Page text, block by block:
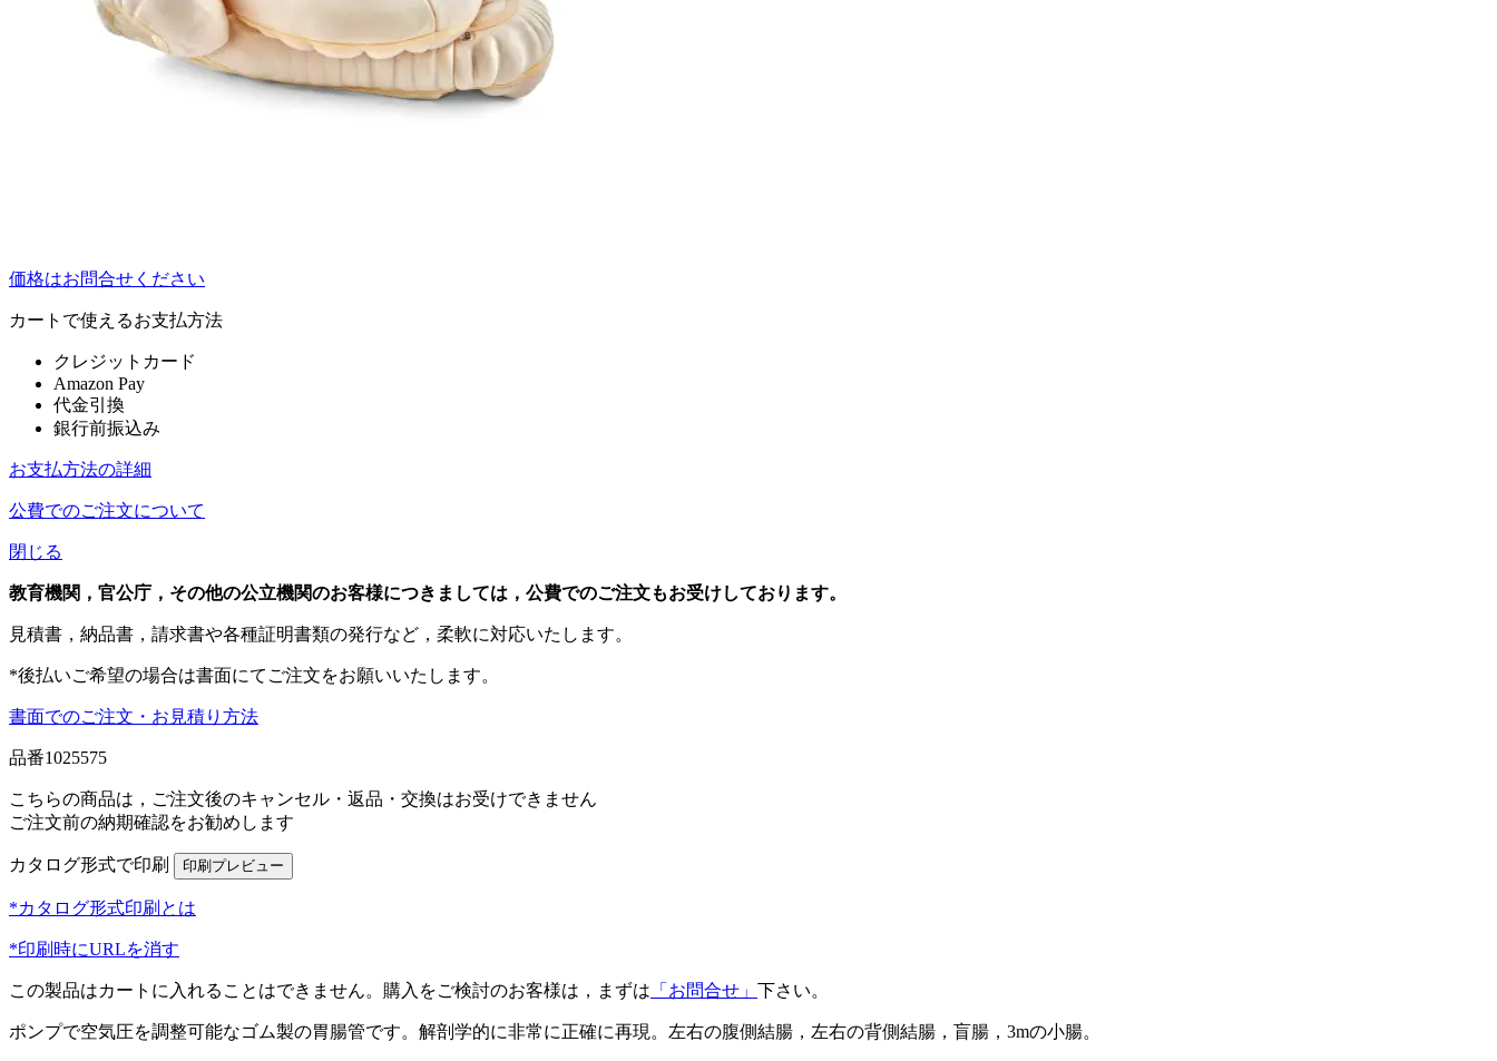
価格はお問合せください
カートで使えるお支払方法
クレジットカード
Amazon Pay
代金引換
銀行前振込み
お支払方法の詳細
公費でのご注文について
閉じる
教育機関，官公庁，その他の公立機関のお客様につきましては，公費でのご注文もお受けしております。
見積書，納品書，請求書や各種証明書類の発行など，柔軟に対応いたします。
*後払いご希望の場合は書面にてご注文をお願いいたします。
書面でのご注文・お見積り方法
品番1025575
こちらの商品は，ご注文後のキャンセル・返品・交換はお受けできません
ご注文前の納期確認をお勧めします
カタログ形式で印刷
*カタログ形式印刷とは
*印刷時にURLを消す
この製品はカートに入れることはできません。購入をご検討のお客様は，まずは 「お問合せ」 下さい。
ポンプで空気圧を調整可能なゴム製の胃腸管です。解剖学的に非常に正確に再現。左右の腹側結腸，左右の背側結腸，盲腸，3mの小腸。